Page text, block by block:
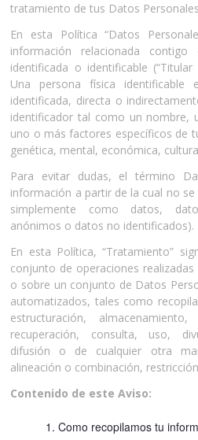
tratamiento de tus Datos
En esta Política “Datos
información relacionada
identificada o identificable
Una persona física identificable
identificada, directa o
identificador tal como un nombre,
uno o más factores específicos de
genética, mental, económica,
Para evitar dudas, el término
información a partir de la cual no
simplemente como datos,
anónimos o datos no identificados).
En esta Política, “Tratamiento”
conjunto de operaciones
o sobre un conjunto de Datos
automatizados, tales como
estructuración,
recuperación, consulta, uso,
difusión o de cualquier otra
alineación o combinación,
Contenido de este Aviso:
1. Como recopilamos tu